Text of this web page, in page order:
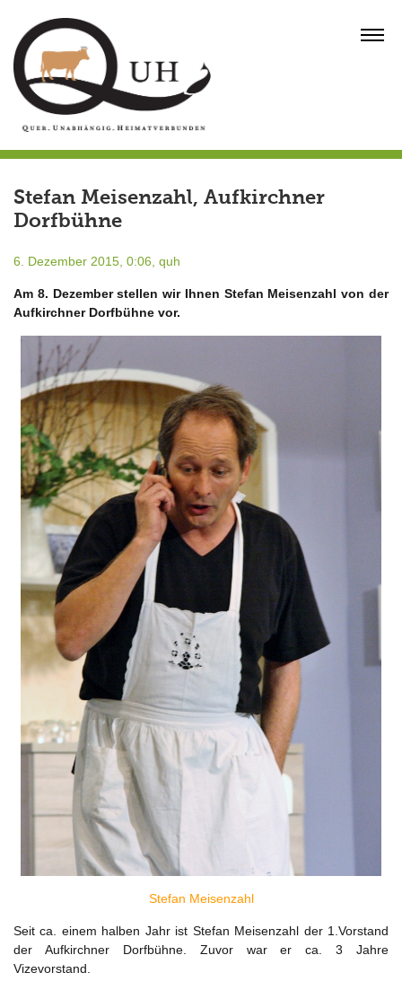
content
Stefan Meisenzahl, Aufkirchner
Dorfbühne
6. Dezember 2015, 0:06, quh
Am 8. Dezember stellen wir Ihnen Stefan Meisenzahl von der
Aufkirchner Dorfbühne vor.
Stefan Meisenzahl
Seit ca. einem halben Jahr ist Stefan Meisenzahl der 1.Vorstand
der Aufkirchner Dorfbühne. Zuvor war er ca. 3 Jahre
Vizevorstand.